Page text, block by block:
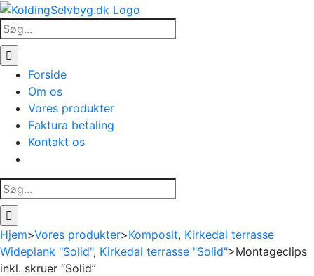
Skip
to
content
Søg
efter:
Forside
Om os
Vores produkter
Faktura betaling
Kontakt os
Søg
efter:
Hjem>Vores produkter>Komposit, Kirkedal terrasse
Wideplank "Solid", Kirkedal terrasse "Solid">Montageclips
inkl. skruer “Solid”